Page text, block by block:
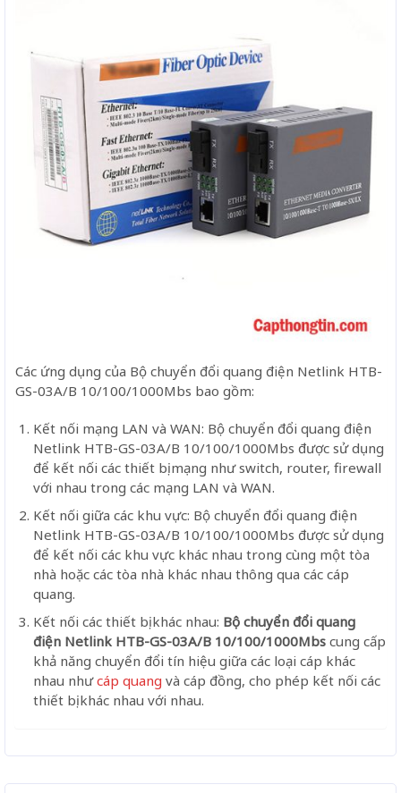
Các ứng dụng của Bộ chuyển đổi quang điện Netlink HTB-
GS-03A/B 10/100/1000Mbs bao gồm:
Kết nối mạng LAN và WAN: Bộ chuyển đổi quang điện
Netlink HTB-GS-03A/B 10/100/1000Mbs được sử dụng
để kết nối các thiết bị mạng như switch, router, firewall
với nhau trong các mạng LAN và WAN.
Kết nối giữa các khu vực: Bộ chuyển đổi quang điện
Netlink HTB-GS-03A/B 10/100/1000Mbs được sử dụng
để kết nối các khu vực khác nhau trong cùng một tòa
nhà hoặc các tòa nhà khác nhau thông qua các cáp
quang.
Kết nối các thiết bị khác nhau: Bộ chuyển đổi quang
điện Netlink HTB-GS-03A/B 10/100/1000Mbscung cấp
khả năng chuyển đổi tín hiệu giữa các loại cáp khác
nhau nhưcáp quang và cáp đồng, cho phép kết nối các
thiết bị khác nhau với nhau.